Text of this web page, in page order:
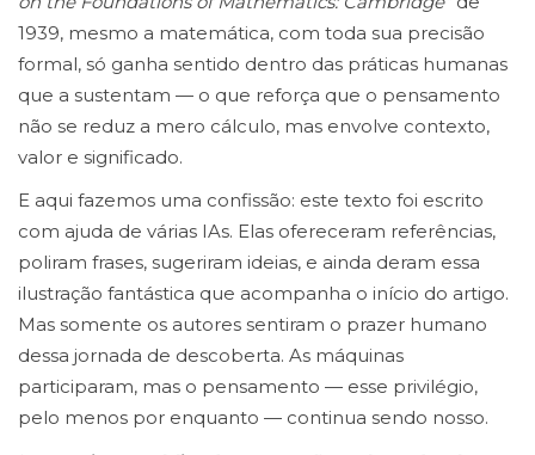
1939, mesmo a matemática, com toda sua precisão
formal, só ganha sentido dentro das práticas humanas
que a sustentam — o que reforça que o pensamento
não se reduz a mero cálculo, mas envolve contexto,
valor e significado.
E aqui fazemos uma confissão: este texto foi escrito
com ajuda de várias IAs. Elas ofereceram referências,
poliram frases, sugeriram ideias, e ainda deram essa
ilustração fantástica que acompanha o início do artigo.
Mas somente os autores sentiram o prazer humano
dessa jornada de descoberta. As máquinas
participaram, mas o pensamento — esse privilégio,
pelo menos por enquanto — continua sendo nosso.